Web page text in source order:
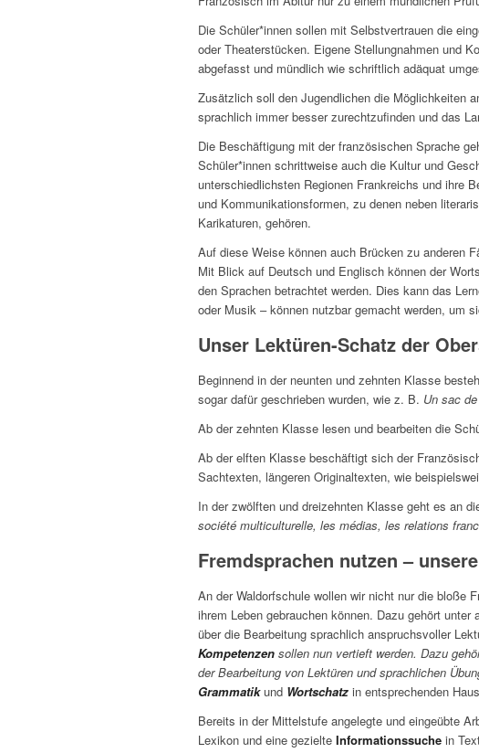
Die Schüler*innen sollen mit Selbstvertrauen die
oder Theaterstücken. Eigene Stellungnahmen und
abgefasst und mündlich wie schriftlich adäquat
Zusätzlich soll den Jugendlichen die Möglichkeiten
sprachlich immer besser zurechtzuﬁnden und das
Die Beschäftigung mit der französischen Sprache
Schüler*innen schrittweise auch die Kultur und
unterschiedlichsten Regionen Frankreichs und ihre
und Kommunikationsformen, zu denen neben
Karikaturen, gehören.
Auf diese Weise können auch Brücken zu anderen
Mit Blick auf Deutsch und Englisch können der
den Sprachen betrachtet werden. Dies kann das
oder Musik – können nutzbar gemacht werden, um
Unser Lektüren-Schatz der
Beginnend in der neunten und zehnten Klasse
sogar dafür geschrieben wurden, wie z. B. Un sac
Ab der zehnten Klasse lesen und bearbeiten die
Ab der elften Klasse beschäftigt sich der
Sachtexten, längeren Originaltexten, wie
In der zwölften und dreizehnten Klasse geht es an
société multiculturelle, les médias, les relations
Fremdsprachen nutzen –
An der Waldorfschule wollen wir nicht nur die bloße
ihrem Leben gebrauchen können. Dazu gehört unter
über die Bearbeitung sprachlich anspruchsvoller
Kompetenzen sollen nun vertieft werden. Dazu
der Bearbeitung von Lektüren und sprachlichen
Grammatikund Wortschatz in entsprechenden
Bereits in der Mittelstufe angelegte und eingeübte
Lexikon und eine gezielte Informationssuche in